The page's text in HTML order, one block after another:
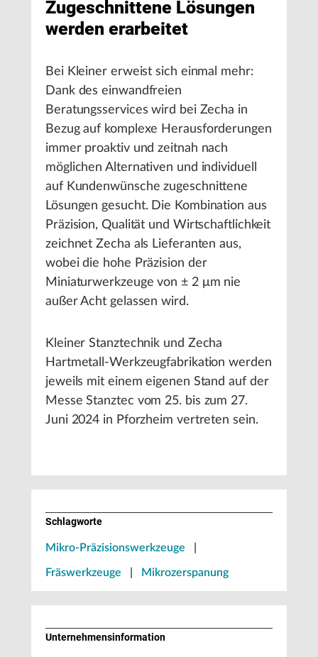
Zugeschnittene Lösungen
werden erarbeitet
Bei Kleiner erweist sich einmal mehr:
Dank des einwandfreien
Beratungsservices wird bei Zecha in
Bezug auf komplexe Herausforderungen
immer proaktiv und zeitnah nach
möglichen Alternativen und individuell
auf Kundenwünsche zugeschnittene
Lösungen gesucht. Die Kombination aus
Präzision, Qualität und Wirtschaftlichkeit
zeichnet Zecha als Lieferanten aus,
wobei die hohe Präzision der
Miniaturwerkzeuge von ± 2 μm nie
außer Acht gelassen wird.
Kleiner Stanztechnik und Zecha
Hartmetall-Werkzeugfabrikation werden
jeweils mit einem eigenen Stand auf der
Messe Stanztec vom 25. bis zum 27.
Juni 2024 in Pforzheim vertreten sein.
Schlagworte
Mikro-Präzisionswerkzeuge
Fräswerkzeuge Mikrozerspanung
Unternehmens­information